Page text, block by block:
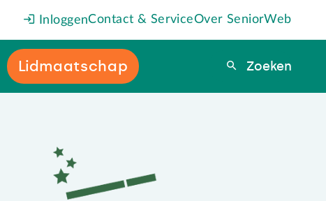
InloggenContact & ServiceOver SeniorWeb
Lidmaatschap Zoeken
Zoeken